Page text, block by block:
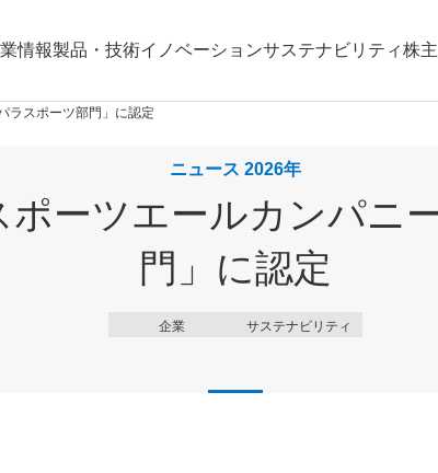
情報製品・技術イノベーションサステナビリティ株
ラスポーツ部門」に認定
ニュース 2026年
ポーツエールカンパニ
門」に認定
企業 サステナビリティ